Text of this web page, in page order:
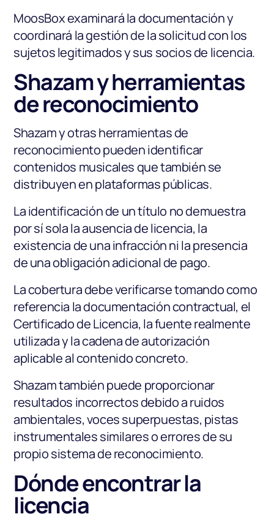
MoosBox examinará la documentación y
coordinará la gestión de la solicitud con los
sujetos legitimados y sus socios de licencia.
Shazam y herramientas
de reconocimiento
Shazam y otras herramientas de
reconocimiento pueden identificar
contenidos musicales que también se
distribuyen en plataformas públicas.
La identificación de un título no demuestra
por sí sola la ausencia de licencia, la
existencia de una infracción ni la presencia
de una obligación adicional de pago.
La cobertura debe verificarse tomando como
referencia la documentación contractual, el
Certificado de Licencia, la fuente realmente
utilizada y la cadena de autorización
aplicable al contenido concreto.
Shazam también puede proporcionar
resultados incorrectos debido a ruidos
ambientales, voces superpuestas, pistas
instrumentales similares o errores de su
propio sistema de reconocimiento.
Dónde encontrar la
licencia